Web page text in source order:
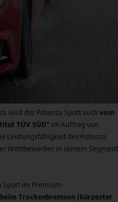
wird der Potenza Sport auch vom
TÜV SÜD* im Auftrag von
Leistungsfähigkeit des Potenza
Wettbewerber in seinem Segment
Sport im Premium-
Trockenbremsen (kürzester